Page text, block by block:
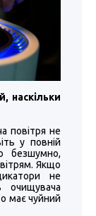
наскільки
повітря не
у повній
безшумно,
Якщо
не
очищувача
має чуйний